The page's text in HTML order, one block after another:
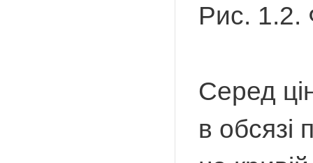
Рис. 1.2.
Серед
в обсязі